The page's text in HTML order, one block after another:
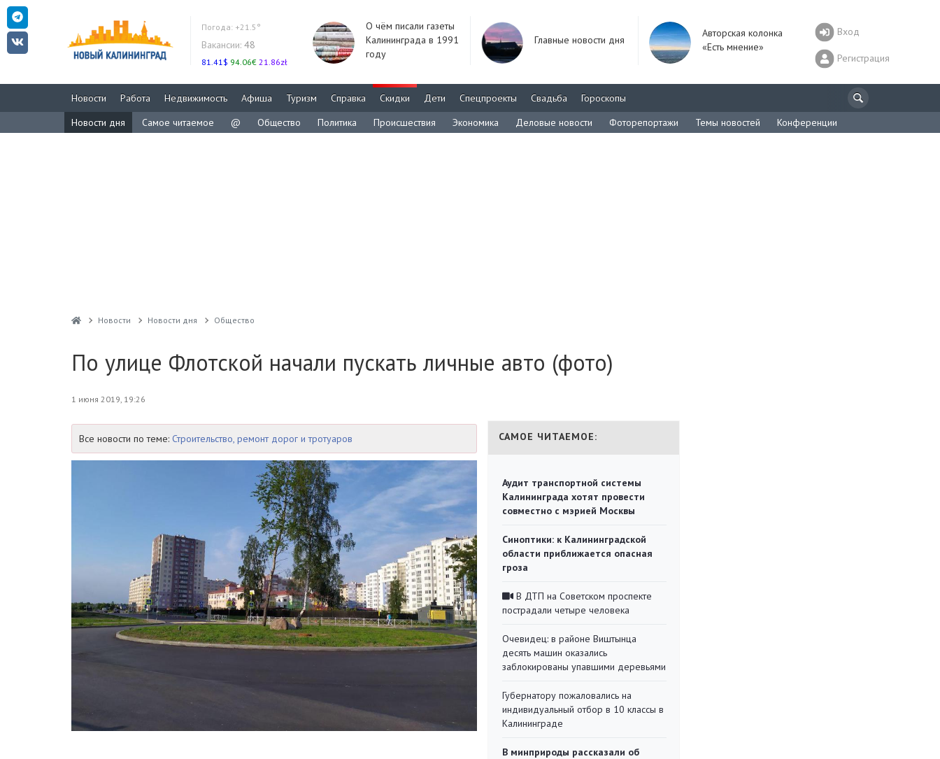
Погода: +21.5°
Вакансии: 48
81.41$ 94.06€ 21.86zł
О чём писали газеты
Калининграда в 1991
году
Главные новости дня
Авторская колонка
«Есть мнение»
Вход
Регистрация
Новости Работа Недвижимость Афиша Туризм Справка Скидки Дети Спецпроекты Свадьба
Гороскопы
Новости дня
Самое читаемое @ Общество Политика Происшествия Экономика Деловые новости Фоторепортажи Темы новостей Конференции
Новости Новости дня Общество
По улице Флотской начали пускать личные авто (фото)
1 июня 2019, 19:26
Все новости по теме: Строительство, ремонт дорог и тротуаров САМОЕ ЧИТАЕМОЕ:
Аудит транспортной системы
Калининграда хотят провести
совместно с мэрией Москвы
Синоптики: к Калининградской
области приближается опасная
гроза
В ДТП на Советском проспекте
пострадали четыре человека
Очевидец: в районе Виштынца
десять машин оказались
заблокированы упавшими деревьями
Губернатору пожаловались на
индивидуальный отбор в 10 классы в
Калининграде
В минприроды рассказали об